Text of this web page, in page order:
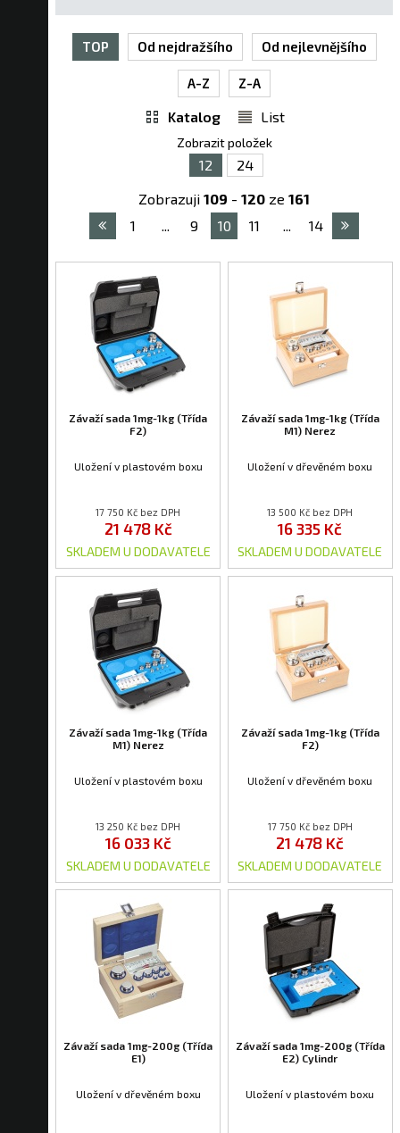
TOP Od nejdražšího Od nejlevnějšího
A-Z Z-A
Katalog List
Zobrazit položek
12
24
Zobrazuji 109 - 120 ze 161
1
... 9 10 11 ... 14
Závaží sada 1mg-1kg (Třída
F2)
Uložení v plastovém boxu
17 750 Kč bez DPH
21 478 Kč
SKLADEM U DODAVATELE
Závaží sada 1mg-1kg (Třída
M1) Nerez
Uložení v dřevěném boxu
13 500 Kč bez DPH
16 335 Kč
SKLADEM U DODAVATELE
Závaží sada 1mg-1kg (Třída
M1) Nerez
Uložení v plastovém boxu
13 250 Kč bez DPH
16 033 Kč
SKLADEM U DODAVATELE
Závaží sada 1mg-1kg (Třída
F2)
Uložení v dřevěném boxu
17 750 Kč bez DPH
21 478 Kč
SKLADEM U DODAVATELE
Závaží sada 1mg-200g (Třída
E1)
Uložení v dřevěném boxu
Závaží sada 1mg-200g (Třída
E2) Cylindr
Uložení v plastovém boxu